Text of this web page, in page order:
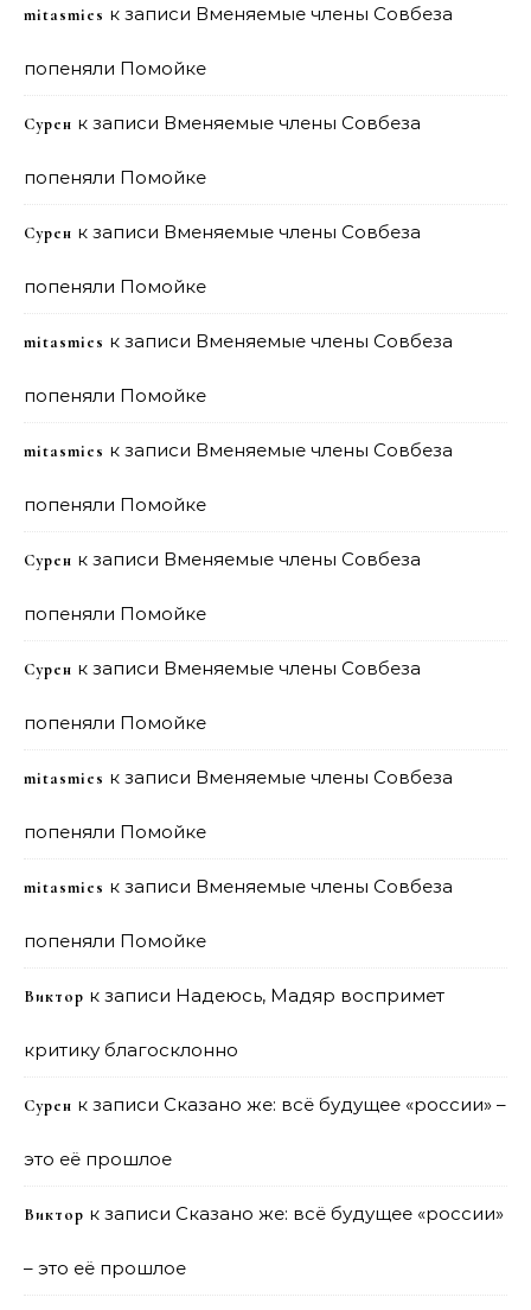
mitasmies к записи Вменяемые члены Совбеза
попеняли Помойке
Сурен к записи Вменяемые члены Совбеза
попеняли Помойке
Сурен к записи Вменяемые члены Совбеза
попеняли Помойке
mitasmies к записи Вменяемые члены Совбеза
попеняли Помойке
mitasmies к записи Вменяемые члены Совбеза
попеняли Помойке
Сурен к записи Вменяемые члены Совбеза
попеняли Помойке
Сурен к записи Вменяемые члены Совбеза
попеняли Помойке
mitasmies к записи Вменяемые члены Совбеза
попеняли Помойке
mitasmies к записи Вменяемые члены Совбеза
попеняли Помойке
Виктор к записи Надеюсь, Мадяр воспримет
критику благосклонно
Сурен к записи Сказано же: всё будущее «россии» –
это её прошлое
Виктор к записи Сказано же: всё будущее «россии»
– это её прошлое